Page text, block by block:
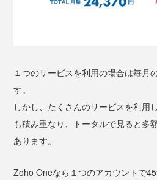
１つのサービスを利用の場合は毎月
す。
しかし、たくさんのサービスを利用
も積み重なり、トータルで見ると多
あります。
Zoho Oneなら１つのアカウントで